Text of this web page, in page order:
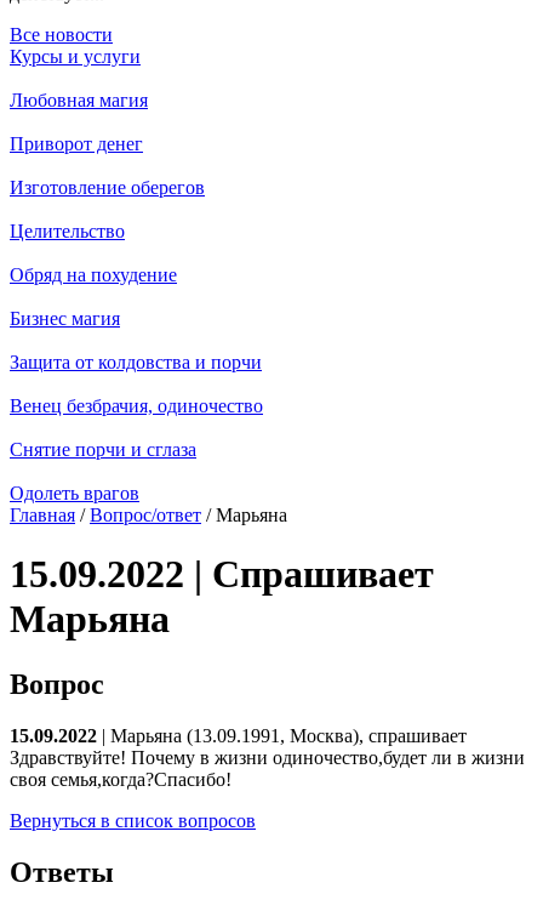
Все новости
Курсы и услуги
Любовная магия
Приворот денег
Изготовление оберегов
Целительство
Обряд на похудение
Бизнес магия
Защита от колдовства и порчи
Венец безбрачия, одиночество
Снятие порчи и сглаза
Одолеть врагов
Главная /Вопрос/ответ / Марьяна
15.09.2022 | Спрашивает
Марьяна
Вопрос
15.09.2022 | Марьяна (13.09.1991, Москва), спрашивает
Здравствуйте! Почему в жизни одиночество,будет ли в жизни
своя семья,когда?Спасибо!
Вернуться в список вопросов
Ответы